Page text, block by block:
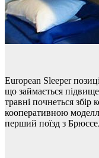
European Sleeper
що займається
травні почнеться збір
кооперативною
перший поїзд з